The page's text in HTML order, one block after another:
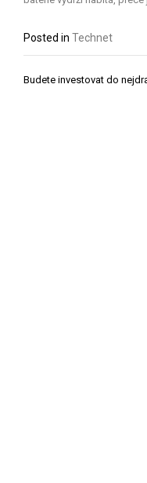
Posted in Technet
Navigace
Budete investovat do